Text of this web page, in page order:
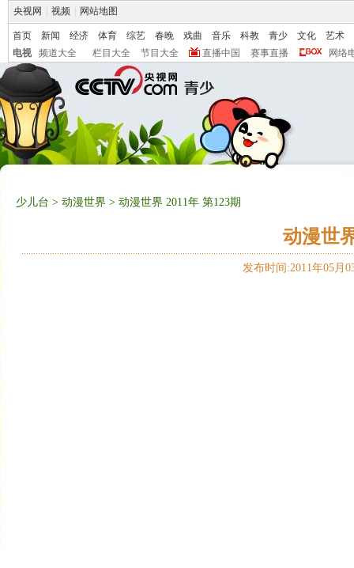
央视网 视频 网站地图
首页 新闻 经济 体育 综艺 春晚 戏曲 音乐 科教 青少 文化
艺术
电视
频道大全 栏目大全 节目大全 直播中国 赛事直播 网络
少儿台 > 动漫世界 > 动漫世界 2011年 第123期
动漫世
发布时间:2011年05月